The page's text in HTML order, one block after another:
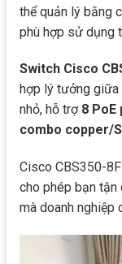
thể quản lý bằng
phù hợp sử dụng
Switch Cisco
hợp lý tưởng giữa
nhỏ, hỗ trợ 8
combo copper/
Cisco CBS350-
cho phép bạn
mà doanh nghiệp